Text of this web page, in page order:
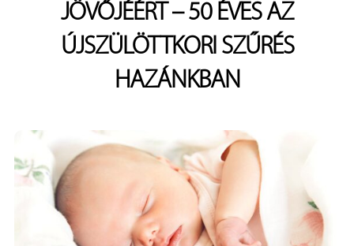
JÖVŐJÉÉRT – 50 ÉVES AZ
ÚJSZÜLÖTTKORI SZŰRÉS
HAZÁNKBAN